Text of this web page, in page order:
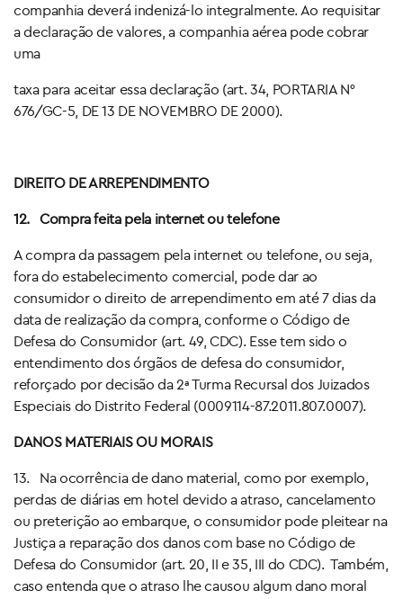
companhia deverá indenizá-lo integralmente. Ao requisitar
a declaração de valores, a companhia aérea pode cobrar
uma
taxa para aceitar essa declaração (art. 34, PORTARIA N°
676/GC-5, DE 13 DE NOVEMBRO DE 2000).
DIREITO DE ARREPENDIMENTO
12. Compra feita pela internet ou telefone
A compra da passagem pela internet ou telefone, ou seja,
fora do estabelecimento comercial, pode dar ao
consumidor o direito de arrependimento em até 7 dias da
data de realização da compra, conforme o Código de
Defesa do Consumidor (art. 49, CDC). Esse tem sido o
entendimento dos órgãos de defesa do consumidor,
reforçado por decisão da 2ª Turma Recursal dos Juizados
Especiais do Distrito Federal (0009114-87.2011.807.0007).
DANOS MATERIAIS OU MORAIS
13. Na ocorrência de dano material, como por exemplo,
perdas de diárias em hotel devido a atraso, cancelamento
ou preterição ao embarque, o consumidor pode pleitear na
Justiça a reparação dos danos com base no Código de
Defesa do Consumidor (art. 20, II e 35, III do CDC). Também,
caso entenda que o atraso lhe causou algum dano moral